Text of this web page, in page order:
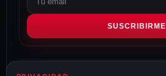
electrónico
SUSCRIBIRME